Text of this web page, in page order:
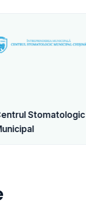
Dita
Distribuitor